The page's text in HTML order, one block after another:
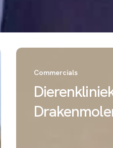
Dierenkliniek
Commercials